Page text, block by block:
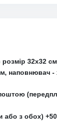
32х32
наповнювач -
з обох)